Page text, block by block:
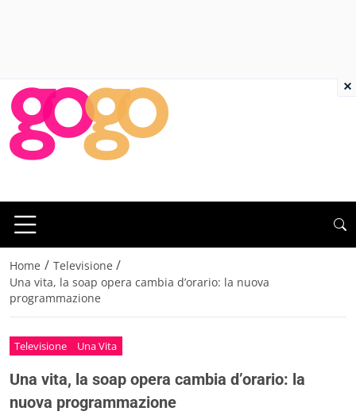
Home / Televisione /
Una vita, la soap opera cambia d’orario: la nuova
programmazione
Televisione Una Vita
Una vita, la soap opera cambia d’orario: la
nuova programmazione
×